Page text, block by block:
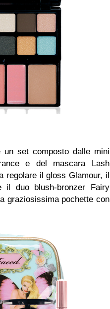
un set composto dalle mini
e del mascara Lash
regolare il glossGlamour, il
il duo blush-bronzer Fairy
graziosissima pochette con